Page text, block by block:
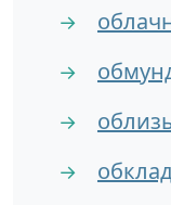
→
→
→
→